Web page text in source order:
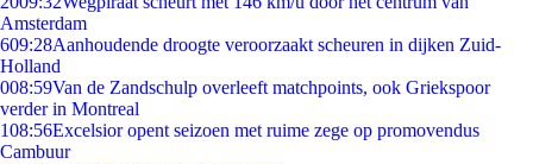
Amsterdam
609:28Aanhoudende droogte veroorzaakt scheuren in dijken Zuid-
Holland
008:59Van de Zandschulp overleeft matchpoints, ook Griekspoor
verder in Montreal
108:56Excelsior opent seizoen met ruime zege op promovendus
Cambuur